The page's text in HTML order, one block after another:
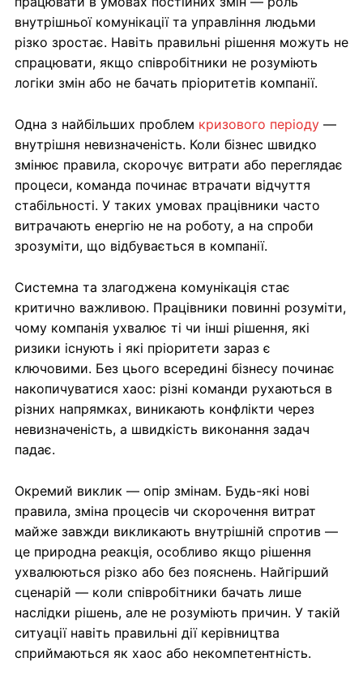
внутрішньої комунікації та управління людьми
різко зростає. Навіть правильні рішення можуть не
спрацювати, якщо співробітники не розуміють
логіки змін або не бачать пріоритетів компанії.
Одна з найбільших проблем кризового періоду —
внутрішня невизначеність. Коли бізнес швидко
змінює правила, скорочує витрати або переглядає
процеси, команда починає втрачати відчуття
стабільності. У таких умовах працівники часто
витрачають енергію не на роботу, а на спроби
зрозуміти, що відбувається в компанії.
Системна та злагоджена комунікація стає
критично важливою. Працівники повинні розуміти,
чому компанія ухвалює ті чи інші рішення, які
ризики існують і які пріоритети зараз є
ключовими. Без цього всередині бізнесу починає
накопичуватися хаос: різні команди рухаються в
різних напрямках, виникають конфлікти через
невизначеність, а швидкість виконання задач
падає.
Окремий виклик — опір змінам. Будь-які нові
правила, зміна процесів чи скорочення витрат
майже завжди викликають внутрішній спротив —
це природна реакція, особливо якщо рішення
ухвалюються різко або без пояснень. Найгірший
сценарій — коли співробітники бачать лише
наслідки рішень, але не розуміють причин. У такій
ситуації навіть правильні дії керівництва
сприймаються як хаос або некомпетентність.